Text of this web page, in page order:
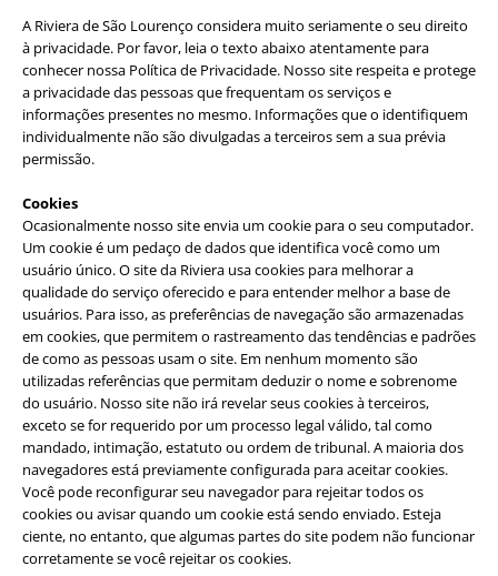
A Riviera de São Lourenço considera muito seriamente o seu direito
à privacidade. Por favor, leia o texto abaixo atentamente para
conhecer nossa Política de Privacidade. Nosso site respeita e protege
a privacidade das pessoas que frequentam os serviços e
informações presentes no mesmo. Informações que o identifiquem
individualmente não são divulgadas a terceiros sem a sua prévia
permissão.
Cookies
Ocasionalmente nosso site envia um cookie para o seu computador.
Um cookie é um pedaço de dados que identifica você como um
usuário único. O site da Riviera usa cookies para melhorar a
qualidade do serviço oferecido e para entender melhor a base de
usuários. Para isso, as preferências de navegação são armazenadas
em cookies, que permitem o rastreamento das tendências e padrões
de como as pessoas usam o site. Em nenhum momento são
utilizadas referências que permitam deduzir o nome e sobrenome
do usuário. Nosso site não irá revelar seus cookies à terceiros,
exceto se for requerido por um processo legal válido, tal como
mandado, intimação, estatuto ou ordem de tribunal. A maioria dos
navegadores está previamente configurada para aceitar cookies.
Você pode reconfigurar seu navegador para rejeitar todos os
cookies ou avisar quando um cookie está sendo enviado. Esteja
ciente, no entanto, que algumas partes do site podem não funcionar
corretamente se você rejeitar os cookies.